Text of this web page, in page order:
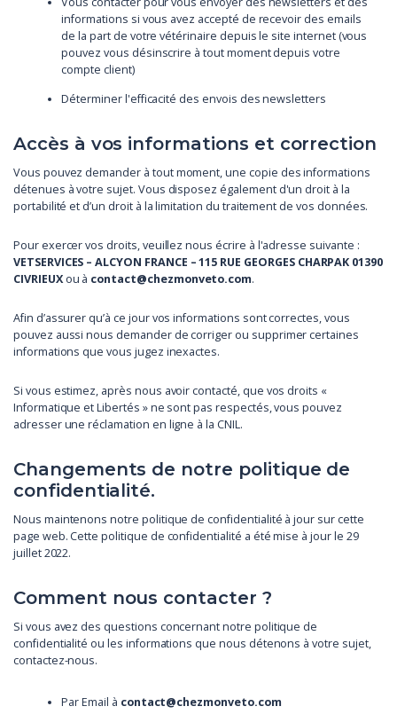
informations si vous avez accepté de recevoir des emails
de la part de votre vétérinaire depuis le site internet (vous
pouvez vous désinscrire à tout moment depuis votre
compte client)
Déterminer l'efficacité des envois des newsletters
Accès à vos informations et correction
Vous pouvez demander à tout moment, une copie des informations
détenues à votre sujet. Vous disposez également d'un droit à la
portabilité et d’un droit à la limitation du traitement de vos données.
Pour exercer vos droits, veuillez nous écrire à l'adresse suivante :
VETSERVICES – ALCYON FRANCE – 115 RUE GEORGES CHARPAK 01390
CIVRIEUXou à contact@chezmonveto.com.
Afin d’assurer qu’à ce jour vos informations sont correctes, vous
pouvez aussi nous demander de corriger ou supprimer certaines
informations que vous jugez inexactes.
Si vous estimez, après nous avoir contacté, que vos droits «
Informatique et Libertés » ne sont pas respectés, vous pouvez
adresser une réclamation en ligne à la CNIL.
Changements de notre politique de
confidentialité.
Nous maintenons notre politique de confidentialité à jour sur cette
page web. Cette politique de confidentialité a été mise à jour le 29
juillet 2022.
Comment nous contacter ?
Si vous avez des questions concernant notre politique de
confidentialité ou les informations que nous détenons à votre sujet,
contactez-nous.
Par Email à contact@chezmonveto.com